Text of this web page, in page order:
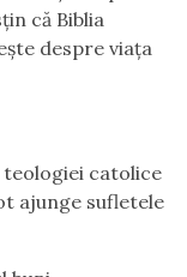
că Biblia
despre viața
catolice
ajunge sufletele